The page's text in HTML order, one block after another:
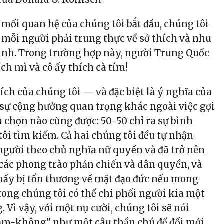
quan hệ của chúng tôi bắt đầu, chúng tôi
người phải trung thực về sở thích và nhu
Trong trường hợp này, người Trung Quốc
mì và cô ấy thích cà tím!
của chúng tôi — và đặc biệt là ý nghĩa của
cộng hưởng quan trọng khác ngoài việc gợi
nào cũng được: 50-50 chỉ ra sự bình
tìm kiếm. Cả hai chúng tôi đều tự nhận
theo chủ nghĩa nữ quyền và đã trở nên
phong trào phản chiến và dân quyền, và
bị tổn thương về mặt đạo đức nếu mong
chúng tôi có thể chi phối người kia một
Vì vậy, với một nụ cười, chúng tôi sẽ nói